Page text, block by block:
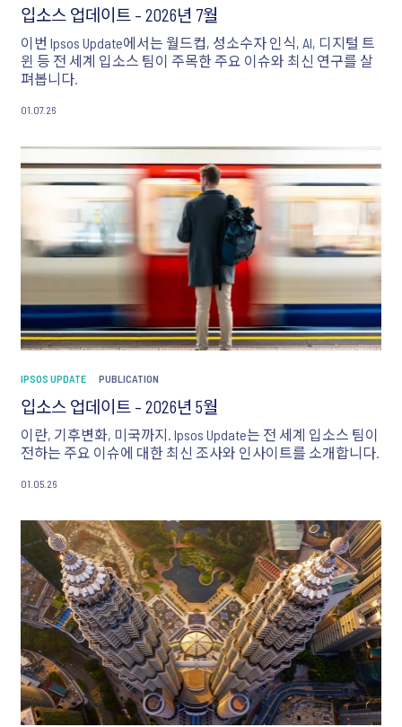
입소스 업데이트 – 2026년 7월
이번 Ipsos Update에서는 월드컵, 성소수자 인식, AI, 디지털 트
윈 등 전 세계 입소스 팀이 주목한 주요 이슈와 최신 연구를 살
펴봅니다.
01.07.26
IPSOS UPDATE PUBLICATION
입소스 업데이트 – 2026년 5월
이란, 기후변화, 미국까지. Ipsos Update는 전 세계 입소스 팀이
전하는 주요 이슈에 대한 최신 조사와 인사이트를 소개합니다.
01.05.26